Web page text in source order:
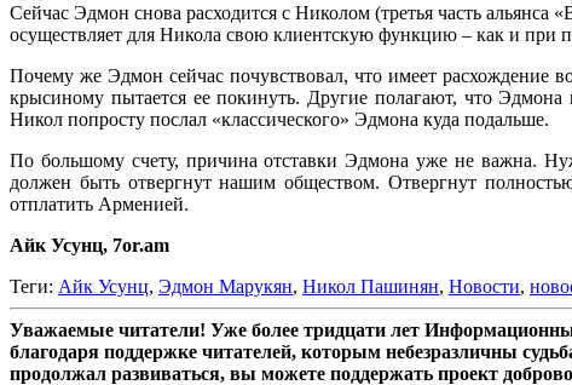
Сейчас Эдмон снова расходится с Николом (третья часть
осуществляет для Никола свою клиентскую функцию – как и при
Почему же Эдмон сейчас почувствовал, что имеет расхождение
крысиному пытается ее покинуть. Другие полагают, что
Никол попросту послал «классического» Эдмона куда подальше.
По большому счету, причина отставки Эдмона уже не важна.
должен быть отвергнут нашим обществом. Отвергнут
отплатить Арменией.
Айк Усунц, 7or.am
Теги: Айк Усунц, Эдмон Марукян, Никол Пашинян, Новости,
Уважаемые читатели! Уже более тридцати лет
благодаря поддержке читателей, которым небезразличны
продолжал развиваться, вы можете поддержать проект